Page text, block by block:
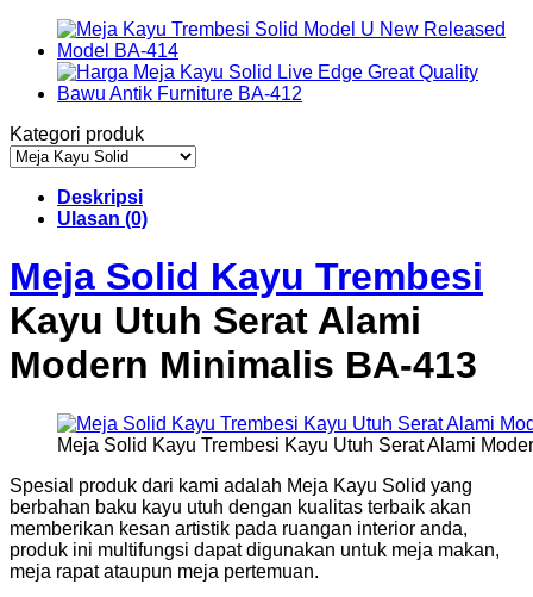
Kategori produk
Deskripsi
Ulasan (0)
Meja Solid Kayu Trembesi
Kayu Utuh Serat Alami
Modern Minimalis BA-413
Meja Solid Kayu Trembesi Kayu Utuh Serat Alami
Spesial produk dari kami adalah Meja Kayu Solid yang
berbahan baku kayu utuh dengan kualitas terbaik akan
memberikan kesan artistik pada ruangan interior anda,
produk ini multifungsi dapat digunakan untuk meja makan,
meja rapat ataupun meja pertemuan.